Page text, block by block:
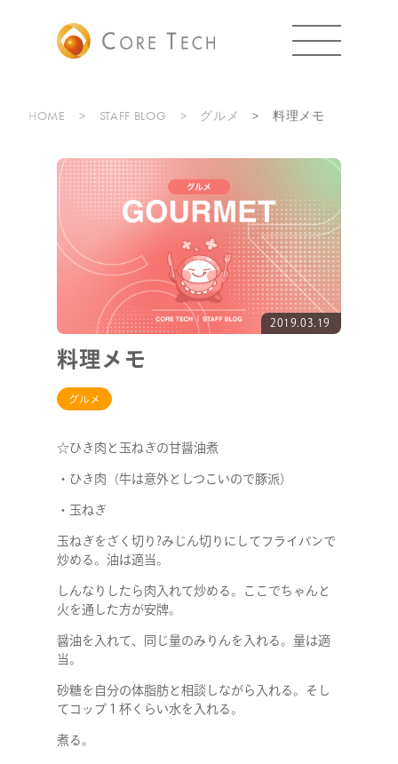
HOME STAFF BLOG グルメ 料理メモ
2019.03.19
料理メモ
グルメ
☆ひき肉と玉ねぎの甘醤油煮
・ひき肉（牛は意外としつこいので豚派）
・玉ねぎ
玉ねぎをざく切り?みじん切りにしてフライパンで
炒める。油は適当。
しんなりしたら肉入れて炒める。ここでちゃんと
火を通した方が安牌。
醤油を入れて、同じ量のみりんを入れる。量は適
当。
砂糖を自分の体脂肪と相談しながら入れる。そし
てコップ１杯くらい水を入れる。
煮る。